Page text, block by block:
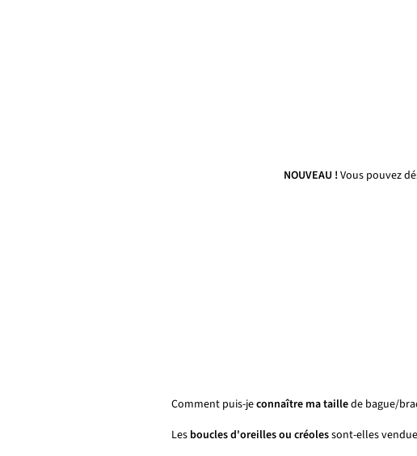
NOUVEAU !Vous pouvez
Comment puis-jeconnaître ma taillede bague/
Les boucles d'oreilles ou créolessont-elles